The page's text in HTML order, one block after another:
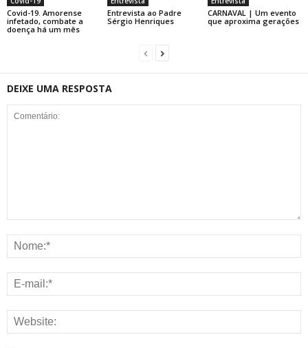
Covid-19. Amorense
infetado, combate a
doença há um mês
Entrevista ao Padre
Sérgio Henriques
CARNAVAL | Um evento
que aproxima gerações
DEIXE UMA RESPOSTA